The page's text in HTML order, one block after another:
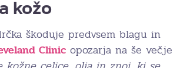
kožo
škoduje predvsem blagu in
Clinic opozarja na še večje